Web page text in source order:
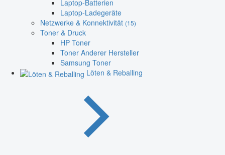
Laptop-Batterien
Laptop-Ladegeräte
Netzwerke & Konnektivität (15)
Toner & Druck
HP Toner
Toner Anderer Hersteller
Samsung Toner
Löten & Reballing